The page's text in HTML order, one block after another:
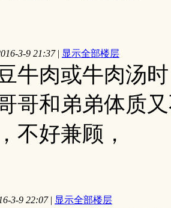
3-9 21:37 | 显示全部楼层
牛肉或牛肉汤
哥和弟弟体质
不好兼顾，
3-9 22:07 | 显示全部楼层